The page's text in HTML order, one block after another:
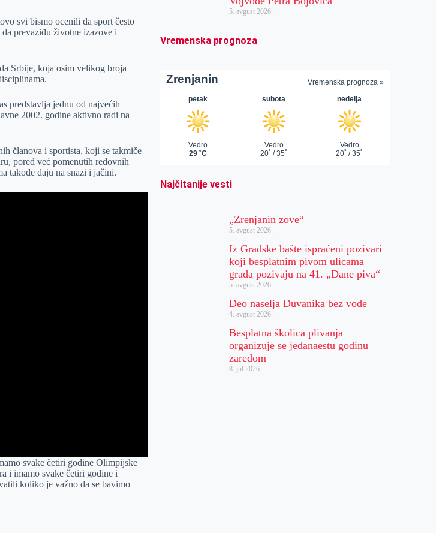
svi bismo ocenili da sport često
prevaziđu životne izazove i
Srbije, koja osim velikog broja
predstavlja jednu od najvećih
2002. godine aktivno radi na
članova i sportista, koji se takmiče
pored već pomenutih redovnih
takođe daju na snazi i jačini.
svake četiri godine Olimpijske
i imamo svake četiri godine i
koliko je važno da se bavimo
5. avgust 2026.
Vremenska prognoza
Najčitanije vesti
„Zrenjanin zove“
5. avgust 2026.
Iz Gradske bašte ispraćeni pozivari
koji besplatnim pivom ulicama
grada pozivaju na 41. „Dane piva“
5. avgust 2026.
Deo naselja Duvanika bez vode
4. avgust 2026.
Besplatna školica plivanja
organizuje se jedanaestu godinu
zaredom
8. jul 2026.